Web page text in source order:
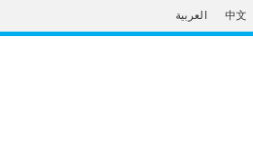
العربية 中文